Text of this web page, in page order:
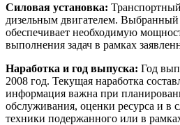
Силовая установка:
дизельным двигателем. Выбранный
обеспечивает необходимую
выполнения задач в рамках
Наработка и год выпуска: Год
2008 год. Текущая наработка
информация важна при
обслуживания, оценки ресурса и в
техники подержанного или в